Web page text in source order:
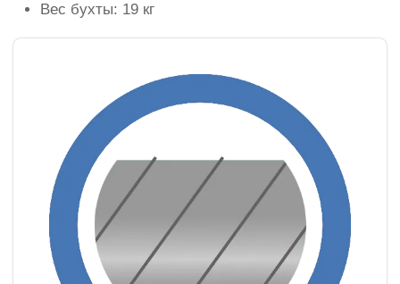
Вес бухты: 19 кг